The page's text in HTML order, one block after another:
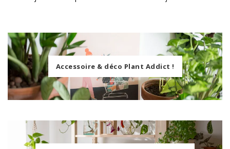
Accessoire & déco Plant Addict !